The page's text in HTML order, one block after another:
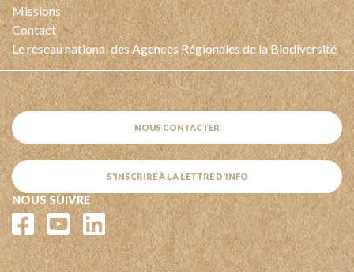
Missions
Contact
Le réseau national des Agences Régionales de la Biodiversité
NOUS CONTACTER
S'INSCRIRE À LA LETTRE D'INFO
NOUS SUIVRE